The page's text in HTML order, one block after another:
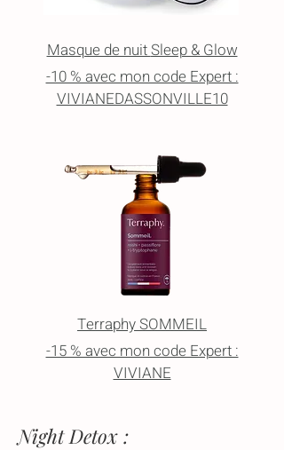
Masque de nuitSleep & Glow
-10 % avec mon code Expert :
VIVIANEDASSONVILLE10
Terraphy SOMMEIL
-15 % avec mon code Expert :
VIVIANE
Night Detox :